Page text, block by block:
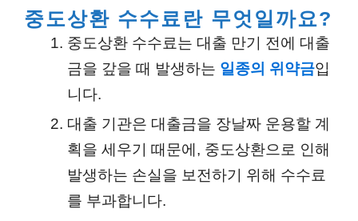
중도상환 수수료란 무엇일까요?
중도상환 수수료는 대출 만기 전에 대출
금을 갚을 때 발생하는 일종의 위약금입
니다.
대출 기관은 대출금을 장날짜 운용할 계
획을 세우기 때문에, 중도상환으로 인해
발생하는 손실을 보전하기 위해 수수료
를 부과합니다.